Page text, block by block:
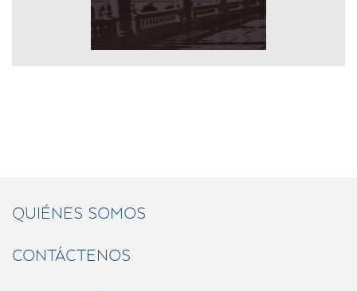
QUIÉNES SOMOS
CONTÁCTENOS